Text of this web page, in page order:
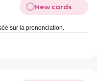
New cards
sur la prononciation.